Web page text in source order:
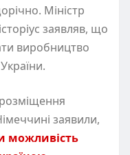
Міністр
заявляв, що
виробництво
заявили,
можливість